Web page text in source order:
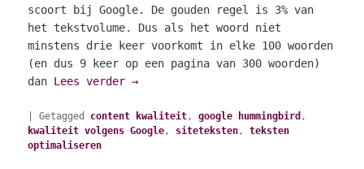
scoort bij Google. De gouden regel is 3% van
het tekstvolume. Dus als het woord niet
minstens drie keer voorkomt in elke 100 woorden
(en dus 9 keer op een pagina van 300 woorden)
dan Lees verder→
|Getagged content kwaliteit,google hummingbird ,
kwaliteit volgens Google, siteteksten,teksten
optimaliseren